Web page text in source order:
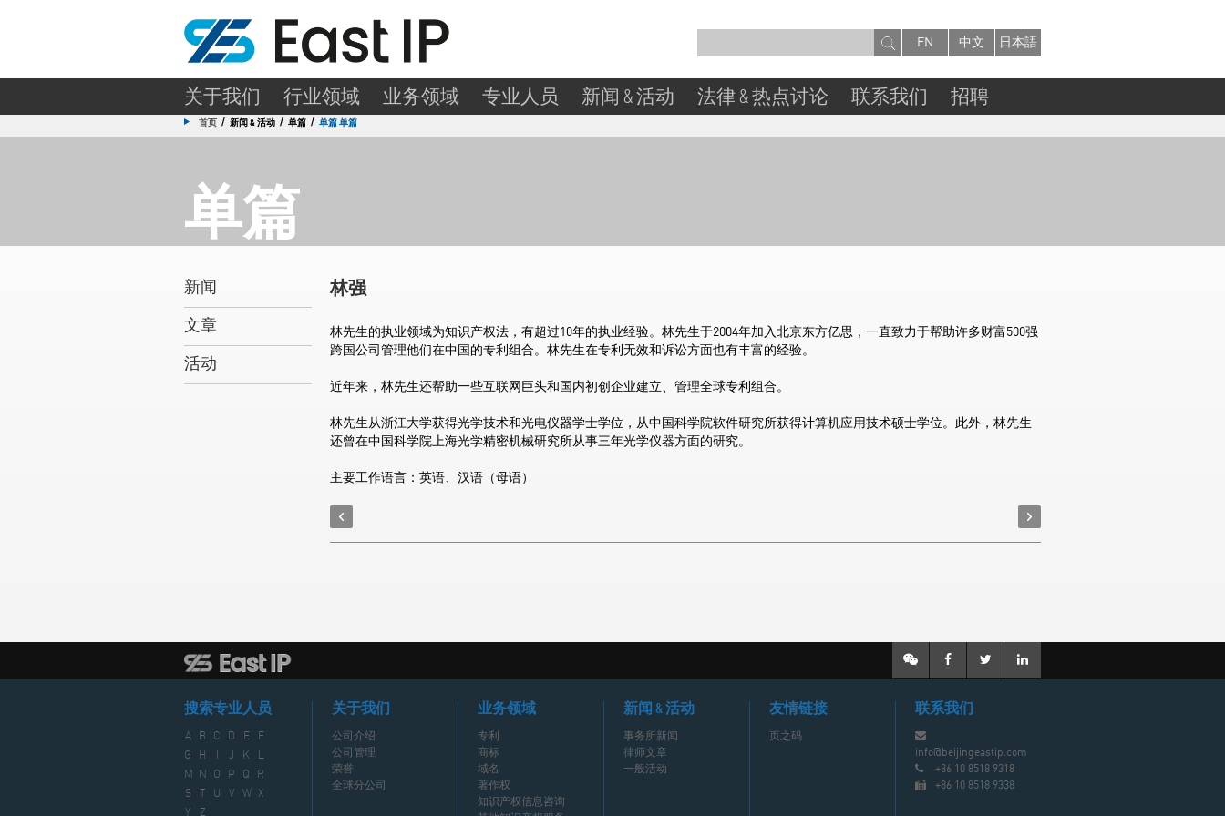
EN 中文 日本語
关于我们 行业领域 业务领域 专业人员 新闻 & 活动 法律 & 热点讨论 联系我们 招聘
首页 / 新闻 & 活动 / 单篇 / 单篇 单篇
单篇
新闻
文章
活动
林强
林先生的执业领域为知识产权法，有超过10年的执业经验。林先生于2004年加入北京东方亿思，一直致力于帮助许多财富500强
跨国公司管理他们在中国的专利组合。林先生在专利无效和诉讼方面也有丰富的经验。
近年来，林先生还帮助一些互联网巨头和国内初创企业建立、管理全球专利组合。
林先生从浙江大学获得光学技术和光电仪器学士学位，从中国科学院软件研究所获得计算机应用技术硕士学位。此外，林先生
还曾在中国科学院上海光学精密机械研究所从事三年光学仪器方面的研究。
主要工作语言：英语、汉语（母语）
搜索专业人员
A B C D E
F
G
H J K
L
M
N O P Q
R
S
U V W X
Y
Z
关于我们
公司介绍
公司管理
荣誉
全球分公司
业务领域
专利
商标
域名
著作权
知识产权信息咨询
新闻 & 活动
事务所新闻
律师文章
一般活动
友情链接
页之码
联系我们
info@beijingeastip.com
+86 10 8518 9318
+86 10 8518 9338